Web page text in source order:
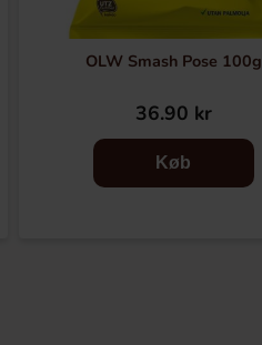
OLW Smash Pose 100g
36.90 kr
Køb